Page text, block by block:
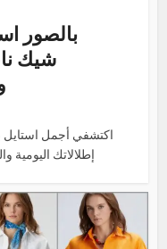
بالصور
شيك
اكتشفي أجمل استايل
إطلالاتك اليومية